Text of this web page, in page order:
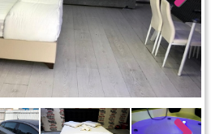
חדרים לפי שעה בחוף הכרמל
חדרים לפי שעה בחיפה קריות
Next